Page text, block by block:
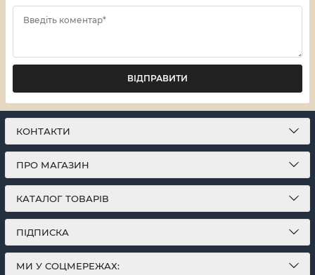
Введіть коментар*
ВІДПРАВИТИ
КОНТАКТИ
ПРО МАГАЗИН
КАТАЛОГ ТОВАРІВ
ПІДПИСКА
МИ У СОЦМЕРЕЖАХ: